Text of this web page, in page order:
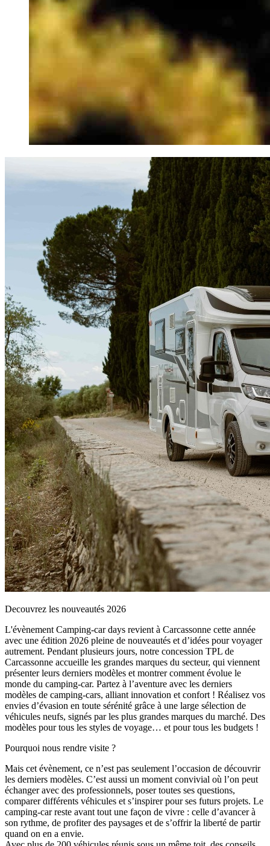
Decouvrez les nouveautés 2026
L'évènement Camping-car days revient à Carcassonne cette année
avec une édition 2026 pleine de nouveautés et d’idées pour voyager
autrement. Pendant plusieurs jours, notre concession TPL de
Carcassonne accueille les grandes marques du secteur, qui viennent
présenter leurs derniers modèles et montrer comment évolue le
monde du camping-car. Partez à l’aventure avec les derniers
modèles de camping-cars, alliant innovation et confort ! Réalisez vos
envies d’évasion en toute sérénité grâce à une large sélection de
véhicules neufs, signés par les plus grandes marques du marché. Des
modèles pour tous les styles de voyage… et pour tous les budgets !
Pourquoi nous rendre visite ?
Mais cet évènement, ce n’est pas seulement l’occasion de découvrir
les derniers modèles. C’est aussi un moment convivial où l’on peut
échanger avec des professionnels, poser toutes ses questions,
comparer différents véhicules et s’inspirer pour ses futurs projets. Le
camping-car reste avant tout une façon de vivre : celle d’avancer à
son rythme, de profiter des paysages et de s’offrir la liberté de partir
quand on en a envie.